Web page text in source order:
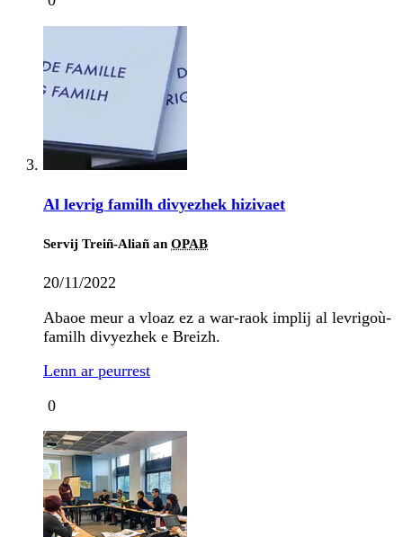
Al levrig familh divyezhek hizivaet
Servij Treiñ-Aliañ an OPAB
20/11/2022
Abaoe meur a vloaz ez a war-raok implij al levrigoù-
familh divyezhek e Breizh.
Lenn ar peurrest
0